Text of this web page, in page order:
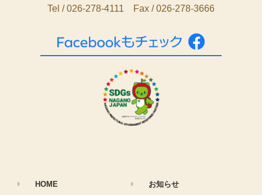
Tel / 026-278-4111 Fax / 026-278-3666
HOME お知らせ